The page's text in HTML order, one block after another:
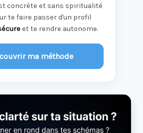
concrète et sans spiritualité
te faire passer d'un profil
et te rendre autonome.
ma méthode